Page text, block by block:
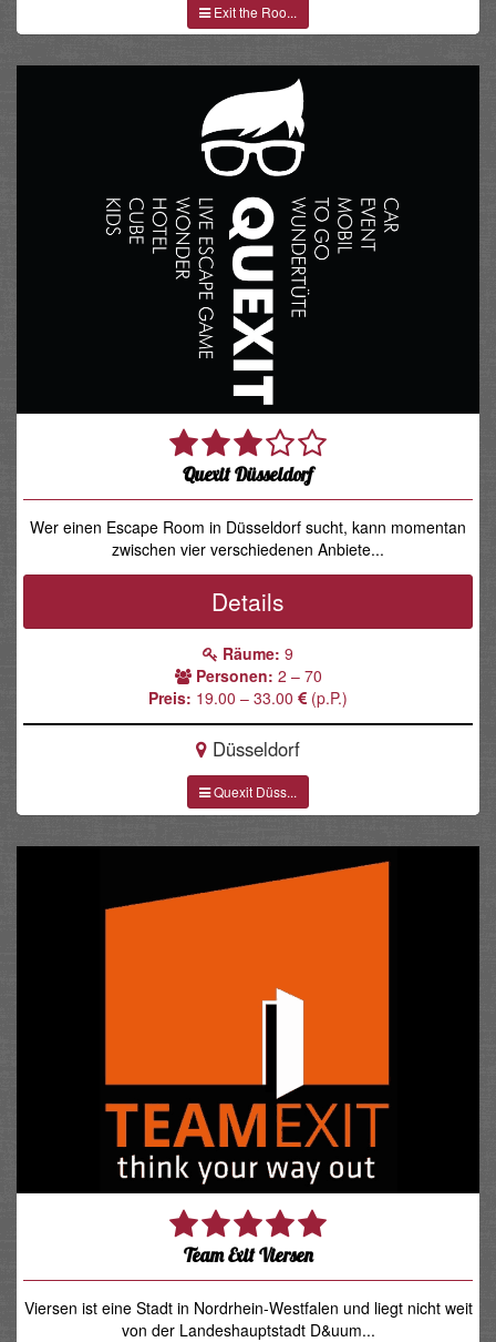
Exit the Roo...
Quexit Düsseldorf
Wer einen Escape Room in Düsseldorf sucht, kann momentan
zwischen vier verschiedenen Anbiete...
Details
Räume: 9
Personen: 2 – 70
Preis: 19.00 – 33.00 (p.P.)
Düsseldorf
Quexit Düss...
Team Exit Viersen
Viersen ist eine Stadt in Nordrhein-Westfalen und liegt nicht weit
von der Landeshauptstadt D&uum...